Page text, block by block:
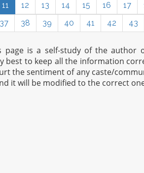
11 12 13 14 15 16 17
37 38 39 40 41 42 43
is a self-study of the author
best to keep all the information
the sentiment of any caste/
it will be modified to the correct one